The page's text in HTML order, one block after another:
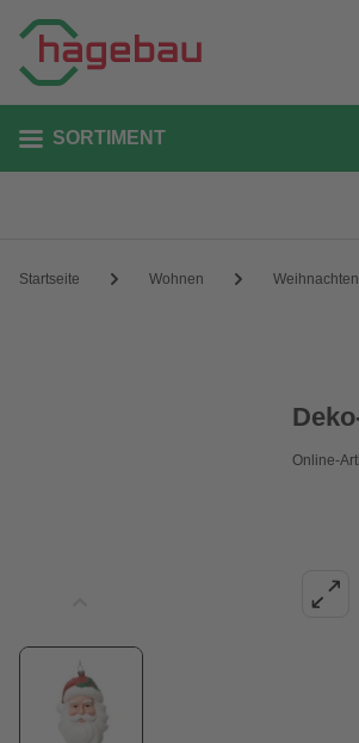
SORTIMENT
Startseite Wohnen Weihnachten
Online-